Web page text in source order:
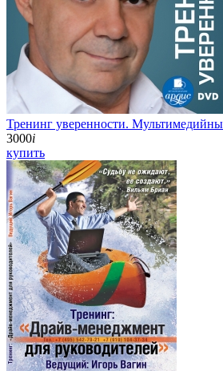
Тренинг уверенности.
3000i
купить